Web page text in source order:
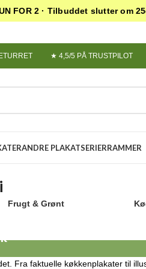
FOR 2 · Tilbuddet slutter om
★ 4,5/5 PÅ TRUSTPILOT
ANDRE PLAKATSERIERRAMMER
Frugt & Grønt
Fra faktuelle køkkenplakater til